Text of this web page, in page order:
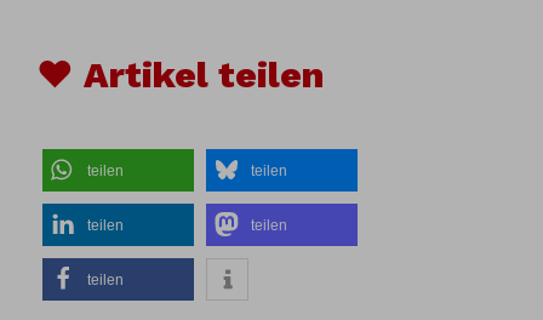
♥ Artikel teilen
teilen teilen
teilen teilen
teilen